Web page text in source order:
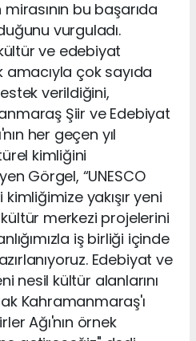
bu başarıda
vurguladı.
ve edebiyat
amacıyla çok sayıda
verildiğini,
Şiir ve Edebiyat
her geçen yıl
kimliğini
Görgel, “UNESCO
yakışır yeni
merkezi projelerini
iş birliği içinde
Edebiyat ve
nesil kültür alanlarını
Kahramanmaraş'ı
Ağı'nın örnek